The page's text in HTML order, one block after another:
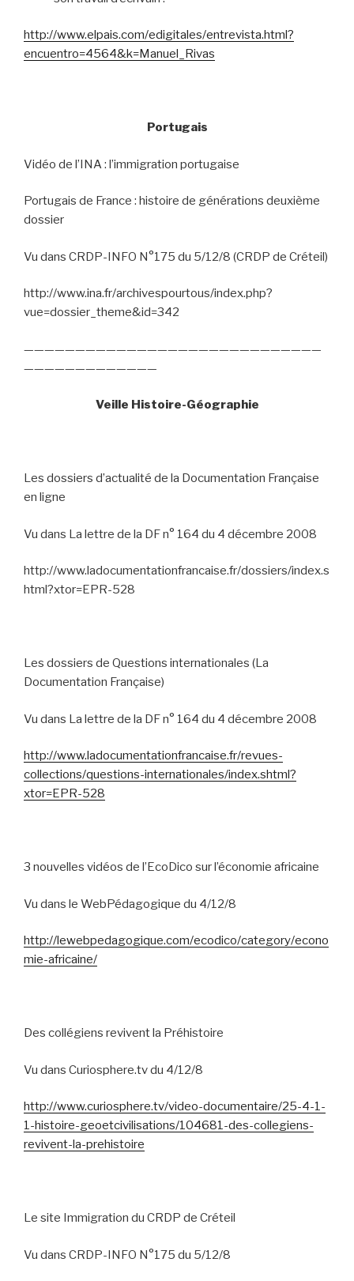
http://www.elpais.com/edigitales/entrevista.html?
encuentro=4564&k=Manuel_Rivas
Portugais
Vidéo de l’INA : l’immigration portugaise
Portugais de France : histoire de générations deuxième
dossier
Vu dans CRDP-INFO N°175 du 5/12/8 (CRDP de Créteil)
http://www.ina.fr/archivespourtous/index.php?
vue=dossier_theme&id=342
—————————————————————————————
—————————————
Veille Histoire-Géographie
Les dossiers d’actualité de la Documentation Française
en ligne
Vu dans La lettre de la DF n° 164 du 4 décembre 2008
http://www.ladocumentationfrancaise.fr/dossiers/index.s
html?xtor=EPR-528
Les dossiers de Questions internationales (La
Documentation Française)
Vu dans La lettre de la DF n° 164 du 4 décembre 2008
http://www.ladocumentationfrancaise.fr/revues-
collections/questions-internationales/index.shtml?
xtor=EPR-528
3 nouvelles vidéos de l’EcoDico sur l’économie africaine
Vu dans le WebPédagogique du 4/12/8
http://lewebpedagogique.com/ecodico/category/econo
mie-africaine/
Des collégiens revivent la Préhistoire
Vu dans Curiosphere.tv du 4/12/8
http://www.curiosphere.tv/video-documentaire/25-4-1-
1-histoire-geoetcivilisations/104681-des-collegiens-
revivent-la-prehistoire
Le site Immigration du CRDP de Créteil
Vu dans CRDP-INFO N°175 du 5/12/8